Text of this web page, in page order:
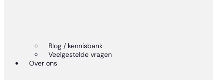
Blog / kennisbank
Veelgestelde vragen
Over ons